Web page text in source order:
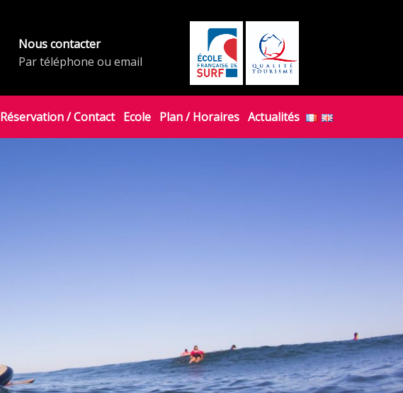
Nous contacter
Par téléphone ou email
Réservation / Contact Ecole Plan / Horaires Actualités